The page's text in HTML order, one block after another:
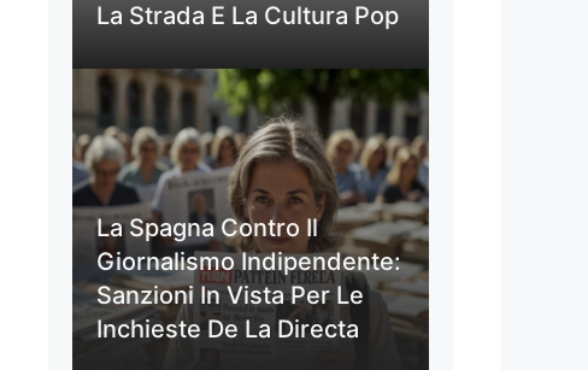
La Strada E La Cultura Pop
La Spagna Contro Il
Giornalismo Indipendente:
Sanzioni In Vista Per Le
Inchieste De La Directa